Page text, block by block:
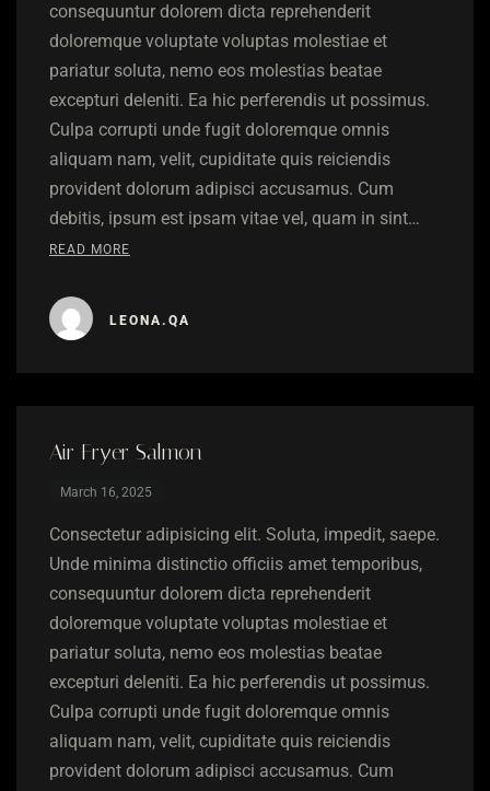
consequuntur dolorem dicta reprehenderit
doloremque voluptate voluptas molestiae et
pariatur soluta, nemo eos molestias beatae
excepturi deleniti. Ea hic perferendis ut possimus.
Culpa corrupti unde fugit doloremque omnis
aliquam nam, velit, cupiditate quis reiciendis
provident dolorum adipisci accusamus. Cum
debitis, ipsum est ipsam vitae vel, quam in sint…
READ MORE
LEONA.QA
Air Fryer Salmon
March 16, 2025
Consectetur adipisicing elit. Soluta, impedit, saepe.
Unde minima distinctio officiis amet temporibus,
consequuntur dolorem dicta reprehenderit
doloremque voluptate voluptas molestiae et
pariatur soluta, nemo eos molestias beatae
excepturi deleniti. Ea hic perferendis ut possimus.
Culpa corrupti unde fugit doloremque omnis
aliquam nam, velit, cupiditate quis reiciendis
provident dolorum adipisci accusamus. Cum